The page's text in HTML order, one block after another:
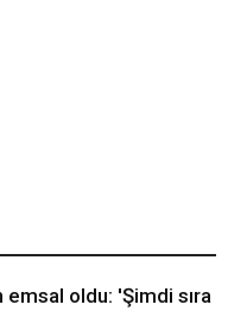
emsal oldu: 'Şimdi sıra